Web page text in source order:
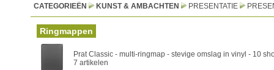
CATEGORIEËN KUNST & AMBACHTEN PRESENTATIE
Ringmappen
Prat Classic - multi-ringmap - stevige omslag in vinyl - 10
7 artikelen